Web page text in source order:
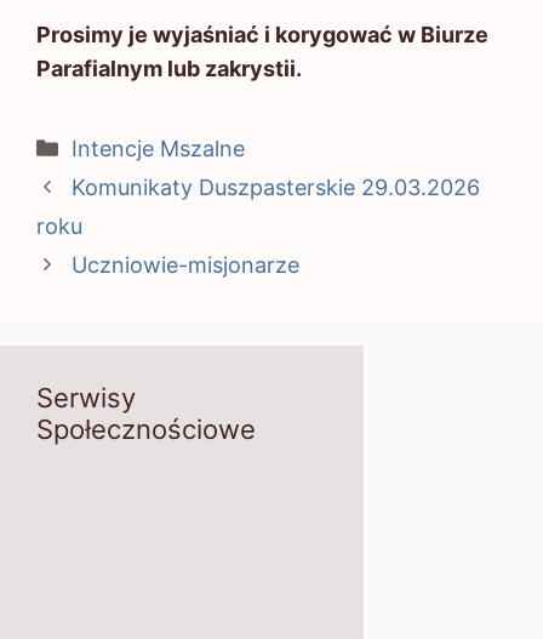
Prosimy je wyjaśniać i korygować w Biurze
Parafialnym lub zakrystii.
Kategorie
Intencje Mszalne
Komunikaty Duszpasterskie 29.03.2026
roku
Uczniowie-misjonarze
Serwisy
Społecznościowe